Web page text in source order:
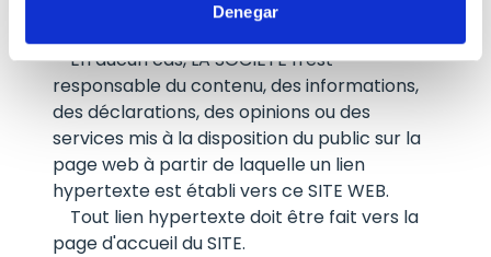
Denegar
WEB DE LA SOCIÉTÉ et ses services ne peut
En aucun cas, LA SOCIÉTÉ n'est
responsable du contenu, des informations,
des déclarations, des opinions ou des
services mis à la disposition du public sur la
page web à partir de laquelle un lien
hypertexte est établi vers ce SITE WEB.
Tout lien hypertexte doit être fait vers la
page d'accueil du SITE.